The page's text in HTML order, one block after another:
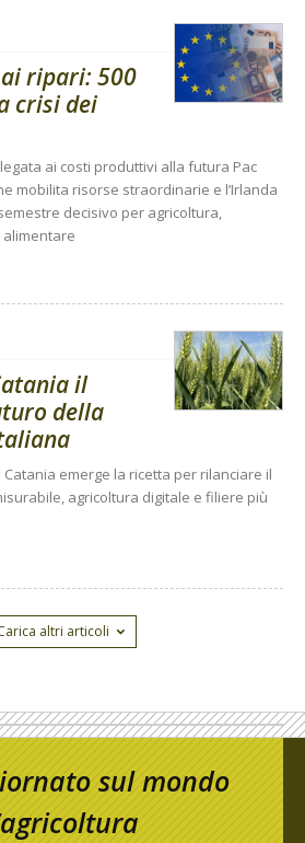
ripari: 500
crisi dei
ai costi produttivi alla futura Pac
mobilita risorse straordinarie e l’Irlanda
decisivo per agricoltura,
il
della
Catania emerge la ricetta per rilanciare il
agricoltura digitale e filiere più
altri articoli
sul mondo